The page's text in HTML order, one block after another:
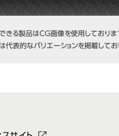
きる製品はCG画像を使用しており
表的なバリエーションを掲載して